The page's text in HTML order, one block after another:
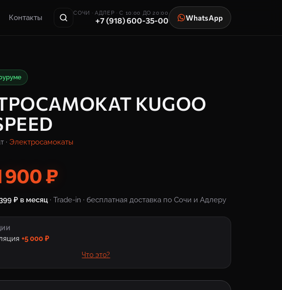
Контакты
СОЧИ · АДЛЕР · С 10:00 ДО 20:00
+7 (918) 600-35-00 WhatsApp
KUGOO
· Электросамокаты
900 ₽
₽ в месяц· Trade-in · бесплатная доставка по Сочи и Адлеру
+5 000 ₽
Что это?